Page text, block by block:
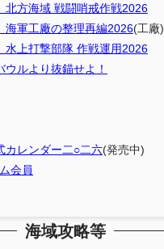
北方海域 戦闘哨戒作戦2026
海軍工廠の整理再編2026(工廠)
水上打撃部隊 作戦運用2026
ウルより抜錨せよ！
カレンダー二○二六(発売中)
会員
海域攻略等